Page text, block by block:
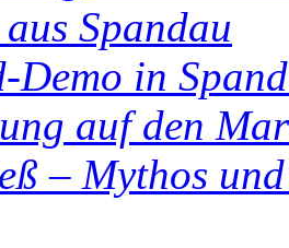
Spandau
Demo in
auf den
– Mythos